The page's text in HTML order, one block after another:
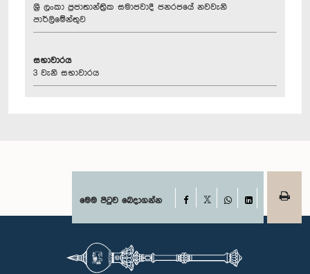
ශ්‍රී ලංකා ප්‍රජාතාන්ත්‍රික සමාජවාදී ජනරජයේ නවවැනි
පාර්ලිමේන්තුව
සභාවාරය
3 වැනි සභාවාරය
මෙම පිටුව බෙදාගන්න Facebook
WhatsAppLinkedIn